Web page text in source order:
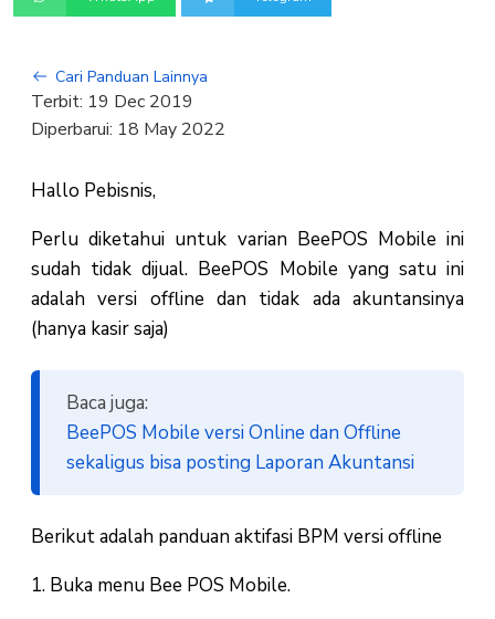
Cari Panduan Lainnya
Terbit: 19 Dec 2019
Diperbarui: 18 May 2022
Hallo Pebisnis,
Perlu diketahui untuk varian BeePOS Mobile ini
sudah tidak dijual. BeePOS Mobile yang satu ini
adalah versi offline dan tidak ada akuntansinya
(hanya kasir saja)
Baca juga:
BeePOS Mobile versi Online dan Offline
sekaligus bisa posting Laporan Akuntansi
Berikut adalah panduan aktifasi BPM versi offline
1. Buka menu Bee POS Mobile.